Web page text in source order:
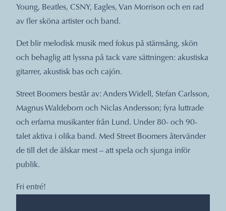
Young, Beatles, CSNY, Eagles, Van Morrison och en rad
av fler sköna artister och band.
Det blir melodisk musik med fokus på stämsång, skön
och behaglig att lyssna på tack vare sättningen: akustiska
gitarrer, akustisk bas och cajón.
Street Boomers består av: Anders Widell, Stefan Carlsson,
Magnus Waldeborn och Niclas Andersson; fyra luttrade
och erfarna musikanter från Lund. Under 80- och 90-
talet aktiva i olika band. Med Street Boomers återvänder
de till det de älskar mest – att spela och sjunga inför
publik.
Fri entré!